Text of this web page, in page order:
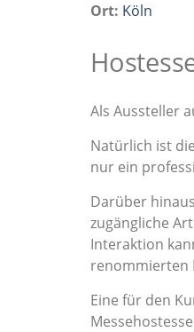
Ort: Köln
Als Aussteller
Natürlich ist
nur ein
Darüber
zugängliche
Interaktion
renommierten
Eine für den